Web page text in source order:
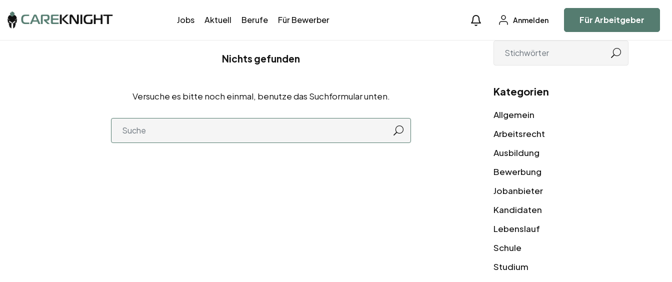
Jobs Aktuell Berufe Für Bewerber Anmelden Für Arbeitgeber
Nichts gefunden
Versuche es bitte noch einmal, benutze das Suchformular unten. Kategorien
Allgemein
Arbeitsrecht
Ausbildung
Bewerbung
Jobanbieter
Kandidaten
Lebenslauf
Schule
Studium